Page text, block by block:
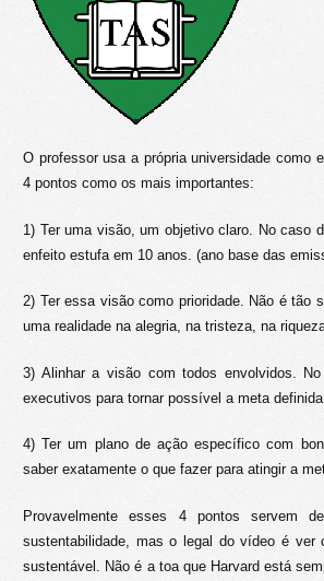
O professor usa a própria universidade como
4 pontos como os mais importantes:
1) Ter uma visão, um objetivo claro. No caso
enfeito estufa em 10 anos. (ano base das
2) Ter essa visão como prioridade. Não é tão
uma realidade na alegria, na tristeza, na
3) Alinhar a visão com todos envolvidos.
executivos para tornar possível a meta
4) Ter um plano de ação específico com
saber exatamente o que fazer para atingir a
Provavelmente esses 4 pontos servem
sustentabilidade, mas o legal do vídeo é ver
sustentável. Não é a toa que Harvard está